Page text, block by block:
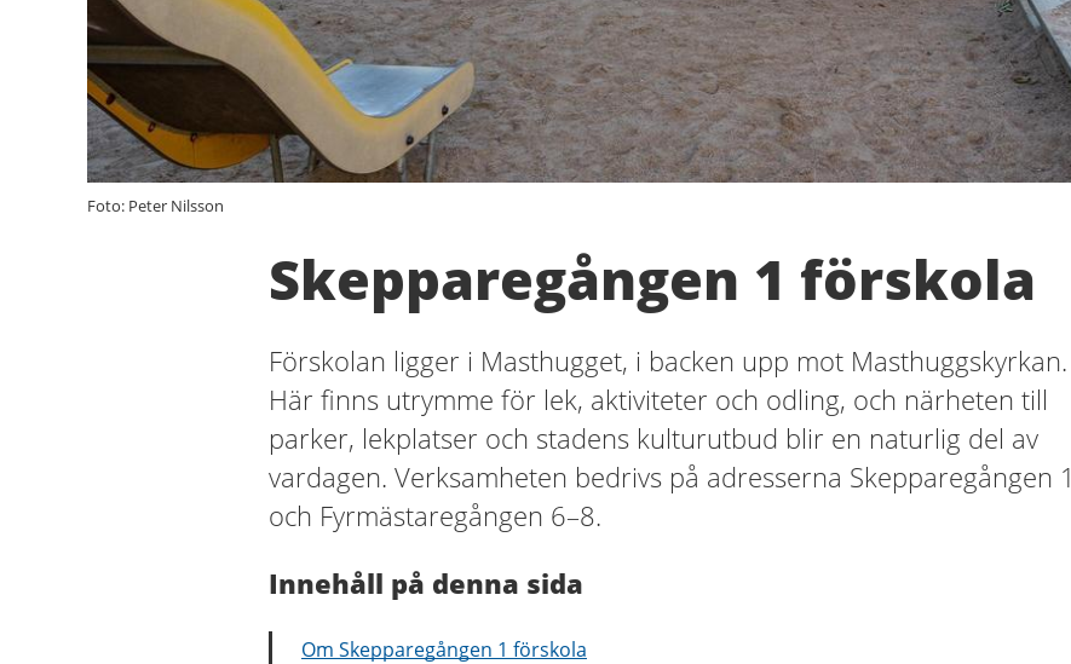
Foto: Peter Nilsson
Skepparegången 1 förskola
Förskolan ligger i Masthugget, i backen upp mot Masthuggskyrkan.
Här finns utrymme för lek, aktiviteter och odling, och närheten till
parker, lekplatser och stadens kulturutbud blir en naturlig del av
vardagen. Verksamheten bedrivs på adresserna Skepparegången 1
och Fyrmästaregången 6–8.
Innehåll på denna sida
Om Skepparegången 1 förskola